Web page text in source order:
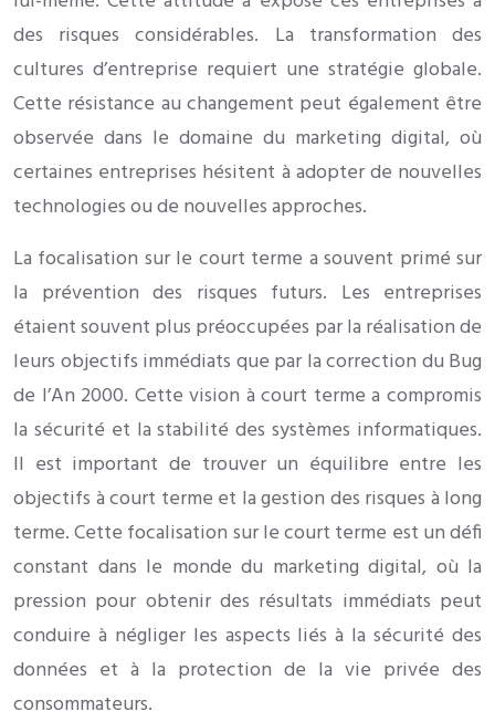
des risques considérables. La transformation des
cultures d’entreprise requiert une stratégie globale.
Cette résistance au changement peut également être
observée dans le domaine du marketing digital, où
certaines entreprises hésitent à adopter de nouvelles
technologies ou de nouvelles approches.
La focalisation sur le court terme a souvent primé sur
la prévention des risques futurs. Les entreprises
étaient souvent plus préoccupées par la réalisation de
leurs objectifs immédiats que par la correction du Bug
de l’An 2000. Cette vision à court terme a compromis
la sécurité et la stabilité des systèmes informatiques.
Il est important de trouver un équilibre entre les
objectifs à court terme et la gestion des risques à long
terme. Cette focalisation sur le court terme est un défi
constant dans le monde du marketing digital, où la
pression pour obtenir des résultats immédiats peut
conduire à négliger les aspects liés à la sécurité des
données et à la protection de la vie privée des
consommateurs.